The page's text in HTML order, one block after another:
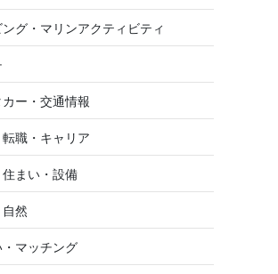
ング・マリンアクティビティ
カー・交通情報
職・キャリア
まい・設備
然
・マッチング